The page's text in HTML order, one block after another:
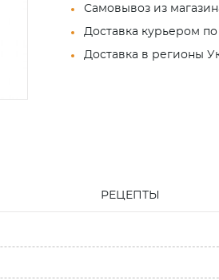
Самовывоз из
Доставка курьером
Доставка в регионы
РЕЦЕПТЫ